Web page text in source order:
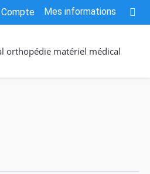
Mes informations